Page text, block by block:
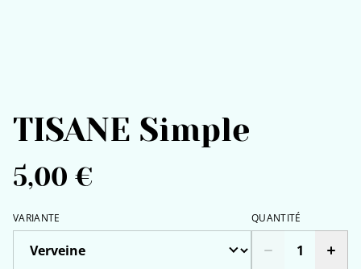
TISANE Simple
5,00 €
VARIANTE QUANTITÉ